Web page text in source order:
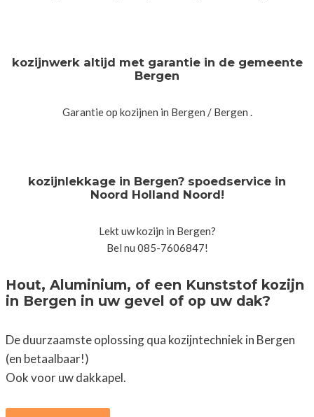
kozijnwerk altijd met garantie in de gemeente
Bergen
Garantie op kozijnen in Bergen / Bergen .
kozijnlekkage in Bergen? spoedservice in
Noord Holland Noord!
Lekt uw kozijn in Bergen?
Bel nu 085-7606847!
Hout, Aluminium, of een Kunststof kozijn
in Bergen in uw gevel of op uw dak?
De duurzaamste oplossing qua kozijntechniek in Bergen
(en betaalbaar!)
Ook voor uw dakkapel.